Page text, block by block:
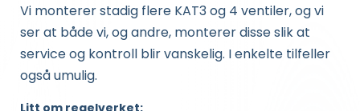
Vi monterer stadig flere KAT3 og 4 ventiler, og vi
ser at både vi, og andre, monterer disse slik at
service og kontroll blir vanskelig. I enkelte tilfeller
også umulig.
Litt om regelverket: